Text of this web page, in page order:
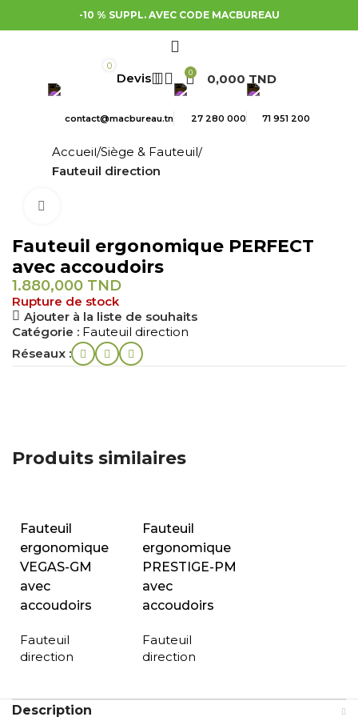
-10 % SUPPL. AVEC CODE MACBUREAU
0
0 0,000 TND
contact@macbureau.tn 27 280 000 71 951 200
Accueil Siège & Fauteuil
Fauteuil direction
Fauteuil ergonomique PERFECT
avec accoudoirs
1.880,000 TND
Rupture de stock
Ajouter à la liste de souhaits
Catégorie : Fauteuil direction
Réseaux :
Produits similaires
Fauteuil
ergonomique
VEGAS-GM
avec
accoudoirs
Fauteuil
direction
Fauteuil
ergonomique
PRESTIGE-PM
avec
accoudoirs
Fauteuil
direction
Description